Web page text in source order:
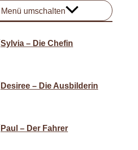
Menü umschalten
Sylvia – Die Chefin
Desiree – Die Ausbilderin
Paul – Der Fahrer